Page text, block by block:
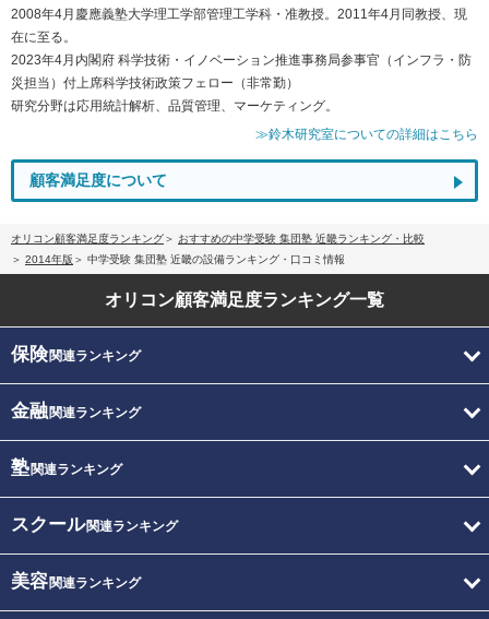
2008年4月慶應義塾大学理工学部管理工学科・准教授。2011年4月同教授、現
在に至る。
2023年4月内閣府 科学技術・イノベーション推進事務局参事官（インフラ・防
災担当）付上席科学技術政策フェロー（非常勤）
研究分野は応用統計解析、品質管理、マーケティング。
≫鈴木研究室についての詳細はこちら
顧客満足度について
オリコン顧客満足度ランキング
おすすめの中学受験 集団塾 近畿ランキング・比較
2014年版
中学受験 集団塾 近畿の設備ランキング・口コミ情報
オリコン顧客満足度ランキング一覧
保険関連ランキング
金融関連ランキング
塾関連ランキング
スクール関連ランキング
美容関連ランキング